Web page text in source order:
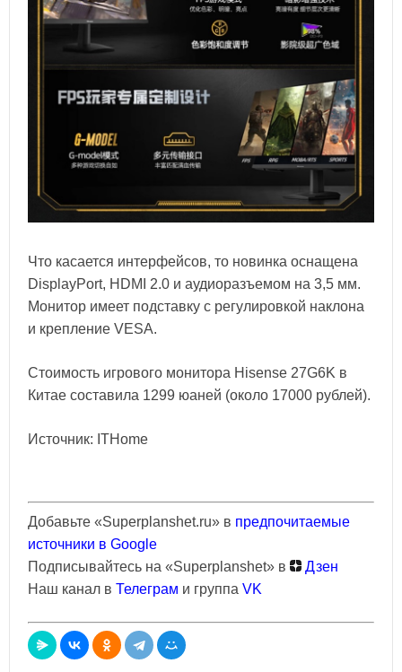
Что касается интерфейсов, то новинка оснащена
DisplayPort, HDMI 2.0 и аудиоразъемом на 3,5 мм.
Монитор имеет подставку с регулировкой наклона
и крепление VESA.
Стоимость игрового монитора Hisense 27G6K в
Китае составила 1299 юаней (около 17000 рублей).
Источник: ITHome
Добавьте «Superplanshet.ru» в предпочитаемые
источники в Google
Подписывайтесь на «Superplanshet» в
Дзен
Наш канал в Телеграм и группа VK